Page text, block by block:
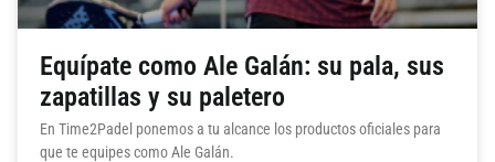
Equípate como Ale Galán: su pala, sus
zapatillas y su paletero
En Time2Padel ponemos a tu alcance los productos oficiales para
que te equipes como Ale Galán.